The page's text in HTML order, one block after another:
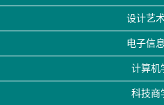
设计艺
电子信
计算机
科技商